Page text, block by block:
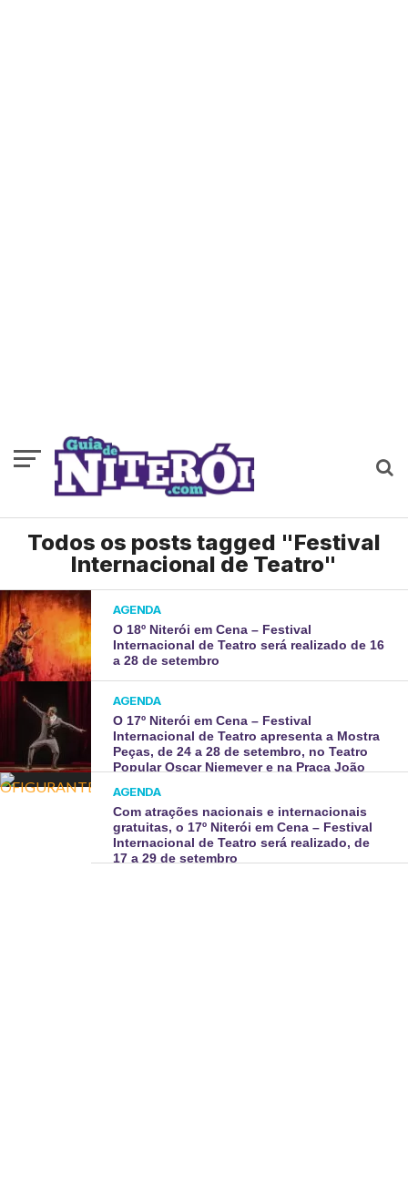
Todos os posts tagged "Festival
Internacional de Teatro"
AGENDA
O 18º Niterói em Cena – Festival
Internacional de Teatro será realizado de 16
a 28 de setembro
AGENDA
O 17º Niterói em Cena – Festival
Internacional de Teatro apresenta a Mostra
Peças, de 24 a 28 de setembro, no Teatro
Popular Oscar Niemeyer e na Praça João
AGENDA
Com atrações nacionais e internacionais
gratuitas, o 17º Niterói em Cena – Festival
Internacional de Teatro será realizado, de
17 a 29 de setembro